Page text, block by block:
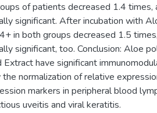
of patients decreased 1.4 times,
significant. After incubation with
in both groups decreased 1.5
significant, too. Conclusion: Aloe
have significant
normalization of relative
markers in peripheral blood
uveitis and viral keratitis.